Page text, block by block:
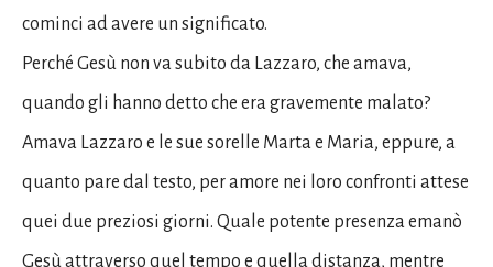
cominci ad avere un significato.
Perché Gesù non va subito da Lazzaro, che amava,
quando gli hanno detto che era gravemente malato?
Amava Lazzaro e le sue sorelle Marta e Maria, eppure, a
quanto pare dal testo, per amore nei loro confronti attese
quei due preziosi giorni. Quale potente presenza emanò
Gesù attraverso quel tempo e quella distanza, mentre